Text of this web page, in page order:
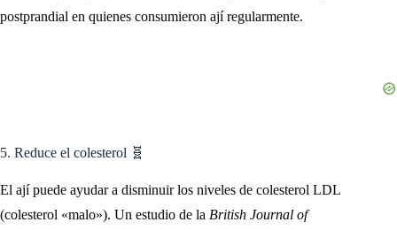
postprandial en quienes consumieron ají regularmente.
5. Reduce el colesterol 🧬
El ají puede ayudar a disminuir los niveles de colesterol LDL
(colesterol «malo»). Un estudio de la British Journal of